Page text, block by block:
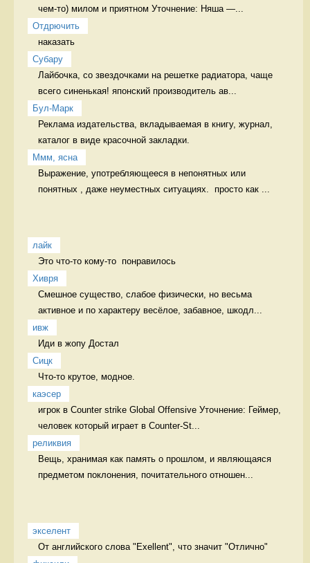
чем-то) милом и приятном Уточнение: Няша —...
Отдрючить
наказать
Cубару
Лайбочка, со звездочками на решетке радиатора, чаще
всего синенькая! японский производитель ав...
Бул-Марк
Реклама издательства, вкладываемая в книгу, журнал,
каталог в виде красочной закладки.
Ммм, ясна
Выражение, употребляющееся в непонятных или
понятных , даже неуместных ситуациях.  просто как ...
лайк
Это что-то кому-то  понравилось
Хивря
Смешное существо, слабое физически, но весьма
активное и по характеру весёлое, забавное, шкодл...
ивж
Иди в жопу Достал
Сицк
Что-то крутое, модное.
каэсер
игрок в Counter strike Global Offensive Уточнение: Геймер,
человек который играет в Counter-St...
реликвия
Вещь, хранимая как память о прошлом, и являющаяся
предметом поклонения, почитательного отношен...
экселент
От английского слова "Exellent", что значит "Отлично"